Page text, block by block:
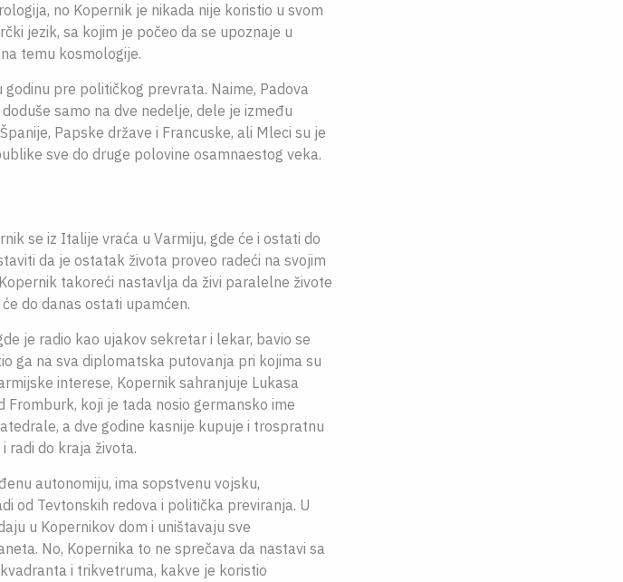
no Kopernik je nikada nije koristio u svom
jezik, sa kojim je počeo da se upoznaje u
temu kosmologije.
pre političkog prevrata. Naime, Padova
samo na dve nedelje, dele je između
Papske države i Francuske, ali Mleci su je
sve do druge polovine osamnaestog veka.
se iz Italije vraća u Varmiju, gde će i ostati do
da je ostatak života proveo radeći na svojim
takoreći nastavlja da živi paralelne živote
do danas ostati upamćen.
je radio kao ujakov sekretar i lekar, bavio se
ga na sva diplomatska putovanja pri kojima su
interese, Kopernik sahranjuje Lukasa
koji je tada nosio germansko ime
a dve godine kasnije kupuje i trospratnu
radi do kraja života.
autonomiju, ima sopstvenu vojsku,
od Tevtonskih redova i politička previranja. U
u Kopernikov dom i uništavaju sve
No, Kopernika to ne sprečava da nastavi sa
i trikvetruma, kakve je koristio